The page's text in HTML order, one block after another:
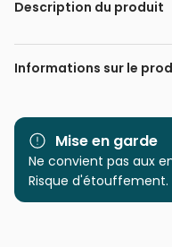
Description du produit
Romi Lerda
Informations sur le
Marque
Catégorie
Mise en garde
Ne convient pas aux
Risque d'étouffement.